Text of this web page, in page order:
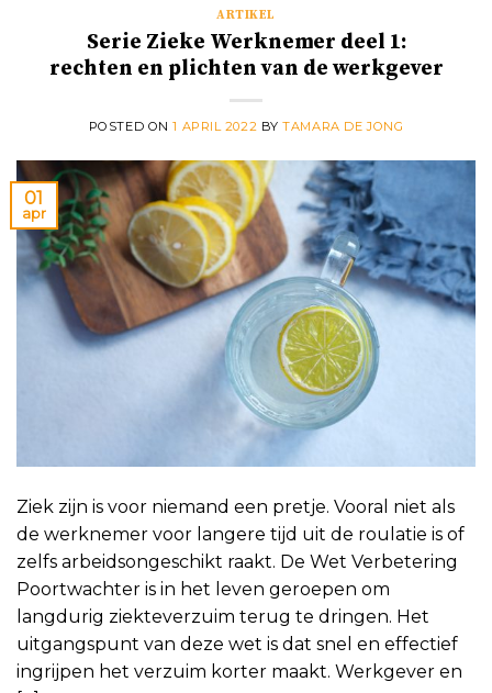
ARTIKEL
Serie Zieke Werknemer deel 1:
rechten en plichten van de werkgever
POSTED ON1 APRIL 2022 BYTAMARA DE JONG
01
apr
Ziek zijn is voor niemand een pretje. Vooral niet als
de werknemer voor langere tijd uit de roulatie is of
zelfs arbeidsongeschikt raakt. De Wet Verbetering
Poortwachter is in het leven geroepen om
langdurig ziekteverzuim terug te dringen. Het
uitgangspunt van deze wet is dat snel en effectief
ingrijpen het verzuim korter maakt. Werkgever en